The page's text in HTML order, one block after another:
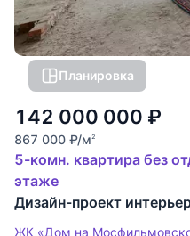
Планировка
142 000 000 ₽
867 000 ₽/м2
5-комн. квартира без
этаже
Дизайн-проект
ЖК «Дом на